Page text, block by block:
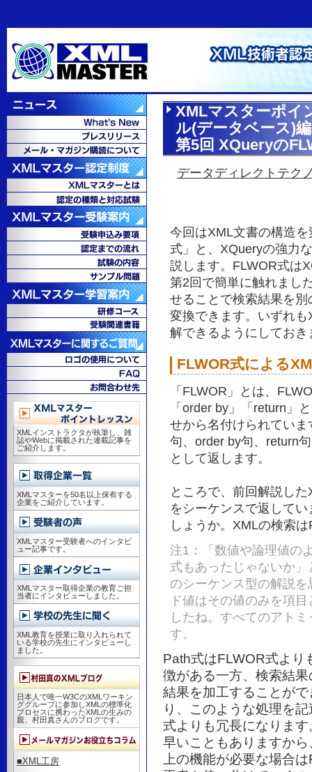
XMLマスターポイ
ル(データベース)
第5回 XQueryの
データディレクトテク
今回はXML文書の構造
式」と、XQueryの強力
説します。FLWOR式は
第2回で簡単に触れまし
せることで検索結果を
変換できます。いずれ
解できるようにしておき
FLWOR式による
「FLWOR」とは、
「order by」「return」
せから名付けられてい
句、order by句、return
として返します。
ところで、前回解説し
をシーケンスで返してい
しょうか。XMLの検索
注1：「数値や論理値の
式もあったじゃないか
のシーケンス型の解説
ド値はその値のみを項
したね。すべてのアト
す。
Path式はFLWOR式より
徴がある一方、検索結
結果を加工することが
り、このような処理を
式よりも冗長になりま
早いこともありますか
上の機能が必要な場合
XMLインストラクタが執筆し、雑
誌やWebに掲載された連載記事を
ご紹介します。
XMLマスターを50名以上保有する
企業をご紹介しています。
XMLマスター受験者へのインタビ
ュー記事です。
XMLマスター取得企業の教育ご担
当者にインタビューしました。
XML教育を授業に取り入れられて
いる学校の先生にインタビューし
ました。
日本人で唯一W3CのXMLワーキン
ググループに参加しXMLの標準化
プロセスに携わったXMLの生みの
親、村田真さんのブログです。
■XML工房